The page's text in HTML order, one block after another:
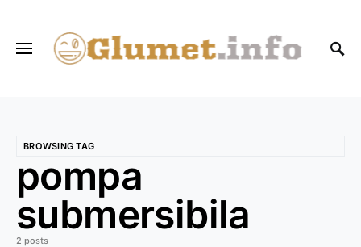
BROWSING TAG
pompa
submersibila
2 posts